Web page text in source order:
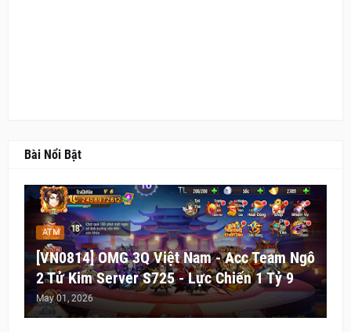
Bài Nổi Bật
ATM
[VN0814] OMG 3Q Việt Nam - Acc Team Ngô
2 Tử Kim Server S725 - Lực Chiến 1 Tỷ 9
May 01, 2026